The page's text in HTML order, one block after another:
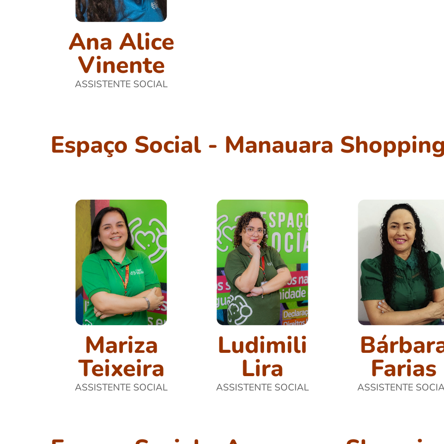
Ana Alice
Vinente
ASSISTENTE SOCIAL
Espaço Social - Manauara
Mariza
Teixeira
ASSISTENTE SOCIAL
Ludimili
Lira
ASSISTENTE SOCIAL
Farias
ASSISTENTE